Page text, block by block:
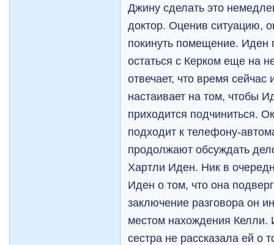
Джину сделать это
доктор. Оценив ситуацию,
покинуть помещение. Иден
остаться с Керком еще на
отвечает, что время сейчас
настаивает на том, чтобы
приходится подчиниться.
подходит к телефону-
продолжают обсуждать
Хартли Иден. Ник в
Иден о том, что она
заключение разговора он
местом нахождения Келли.
сестра не рассказала ей о